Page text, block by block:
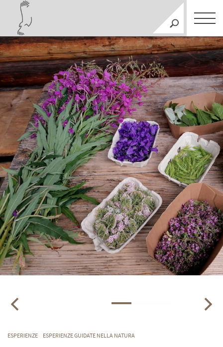
ESPERIENZE ESPERIENZE GUIDATE NELLA NATURA